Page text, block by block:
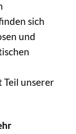
sich
und
Teil unserer